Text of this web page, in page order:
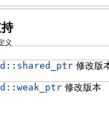
义
修改版
修改版本